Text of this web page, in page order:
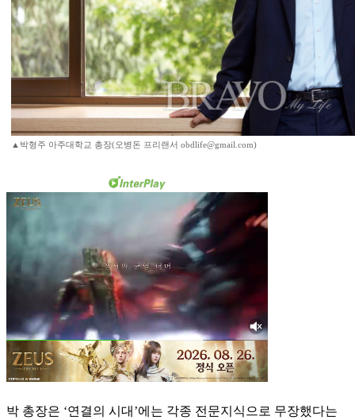
▲박형주 아주대학교 총장(오병돈 프리랜서 obdlife@gmail.com)
박 총장은 ‘연결의 시대’에는 각종 전문지식으로 무장했다는